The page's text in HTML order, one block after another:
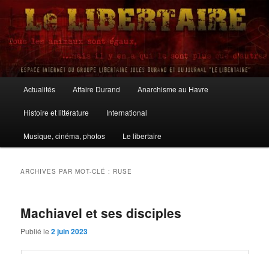
Aller
contenu
principal
Aller
contenu
secondaire
Le Libertaire
principal
Actualités Affaire Durand Anarchisme au Havre
Histoire et littérature International
Musique, cinéma, photos Le libertaire
ARCHIVES PAR MOT-CLÉ : RUSE
Machiavel et ses disciples
Publié le2 juin 2023